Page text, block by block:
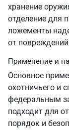
хранение
отделение для
ложементы
от
Применение и
Основное
охотничьего и
федеральным
подходит для
порядок и